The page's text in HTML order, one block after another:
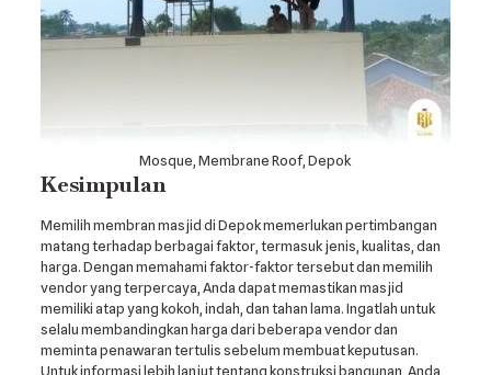
Mosque, Membrane Roof, Depok
Kesimpulan
Memilih membran masjid di Depok memerlukan pertimbangan
matang terhadap berbagai faktor, termasuk jenis, kualitas, dan
harga. Dengan memahami faktor-faktor tersebut dan memilih
vendor yang terpercaya, Anda dapat memastikan masjid
memiliki atap yang kokoh, indah, dan tahan lama. Ingatlah untuk
selalu membandingkan harga dari beberapa vendor dan
meminta penawaran tertulis sebelum membuat keputusan.
Untuk informasi lebih lanjut tentang konstruksi bangunan, Anda